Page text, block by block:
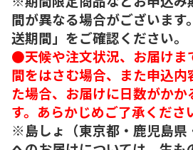
間が異なる場合がございます
送期間」をご確認ください。
●天候や注文状況、お届けま
間をはさむ場合、また申込内
た場合、お届けに日数がかか
す。あらかじめご了承くださ
※島しょ（東京都・鹿児島県